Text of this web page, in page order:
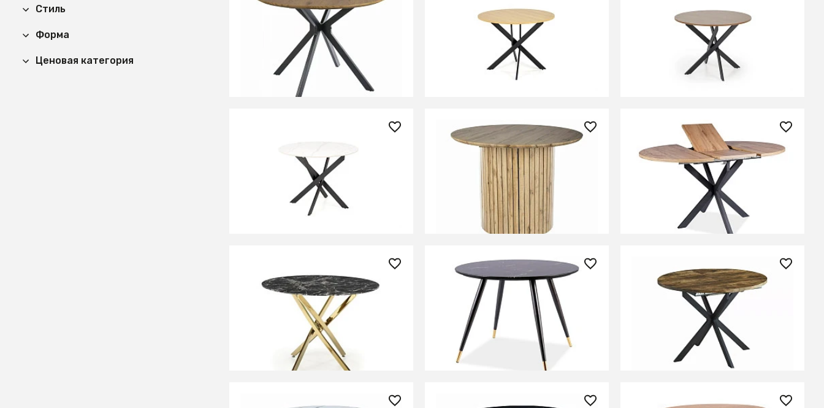
Стиль
Форма
Ценовая категория
29 610 ₽
Стол обеденный Signal ASTER
100 (дуб/черный мат)
СООБЩИТЬ О ПОСТУПЛЕНИИ
Временно отсутствует
21 720 ₽
Стол обеденный Halmar EDGAR
(дуб золотой/черный)
СООБЩИТЬ О ПОСТУПЛЕНИИ
Временно отсутствует
21 720 ₽
Стол обеденный Halmar EDGAR
(орех/черный)
СООБЩИТЬ О ПОСТУПЛЕНИИ
Временно отсутствует
Стол обеденный Halmar EDGAR 2
(белый мрамор/черный)
СООБЩИТЬ О ПОСТУПЛЕНИИ
Временно отсутствует
47 200 ₽
Стол обеденный Signal
SOCRATES 100 (дуб артизан)
СООБЩИТЬ О ПОСТУПЛЕНИИ
Временно отсутствует
47 330 ₽
Стол обеденный Signal GASTON
100 раскладной (дуб артизан/
СООБЩИТЬ О ПОСТУПЛЕНИИ
Временно отсутствует
37 560 ₽
Стол обеденный Halmar
RAYMOND 2 (черный мрамор/
СООБЩИТЬ О ПОСТУПЛЕНИИ
Временно отсутствует
49 430 ₽
Стол обеденный Signal CYRYL II
(эффект черного камня/черный/
золотой)
СООБЩИТЬ О ПОСТУПЛЕНИИ
Временно отсутствует
47 330 ₽
Стол обеденный Signal GASTON
100 раскладной (орех
винтажный/черный мат)
СООБЩИТЬ О ПОСТУПЛЕНИИ
Временно отсутствует